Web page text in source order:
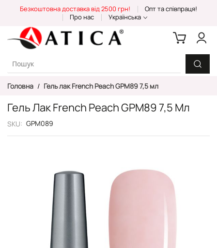
Content
Безкоштовна доставка від 2500 грн!
Опт та співпраця!
Про нас
Українська
Головна Гель лак French Peach GPM89 7,5 мл
Гель Лак French Peach GPM89 7,5 Мл
SKU GPM089